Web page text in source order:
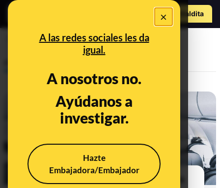
×
A las redes sociales les da
igual.
A nosotros no.
Ayúdanos a
investigar.
Hazte
Embajadora/Embajador
Hazte Maldita
Por qué percibimos diferentes los